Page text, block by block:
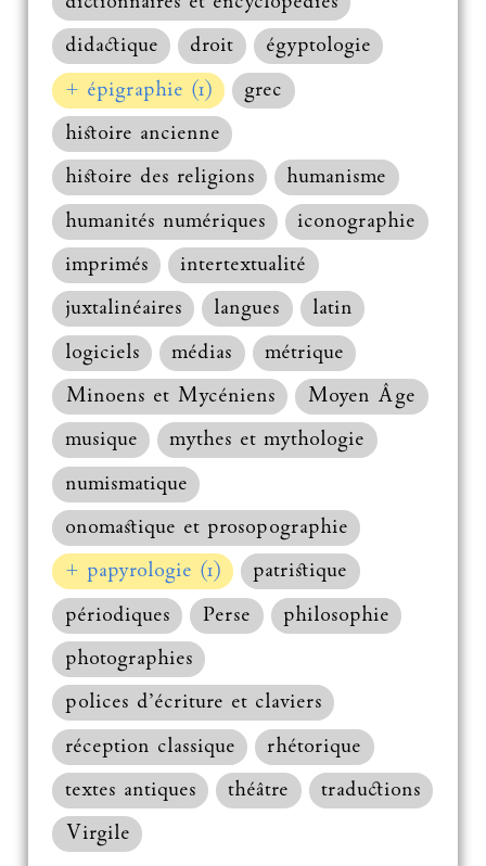
didactique
droit
égyptologie
+ épigraphie (1)
grec
histoire ancienne
histoire des religions
humanisme
humanités numériques
iconographie
imprimés
intertextualité
juxtalinéaires
langues
latin
logiciels
médias
métrique
Minoens et Mycéniens
Moyen Âge
musique
mythes et mythologie
numismatique
onomastique et prosopographie
+ papyrologie (1)
patristique
périodiques
Perse
philosophie
photographies
polices d’écriture et claviers
réception classique
rhétorique
textes antiques
théâtre
traductions
Virgile